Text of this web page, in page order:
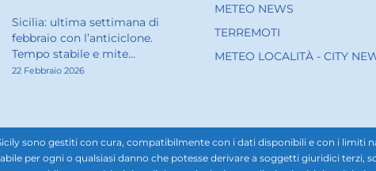
Sicilia: ultima settimana di
febbraio con l’anticiclone.
Tempo stabile e mite...
22 Febbraio 2026
METEO NEWS
TERREMOTI
METEO LOCALITÀ - CITY
sono gestiti con cura, compatibilmente con i dati disponibili e con i limiti
per ogni o qualsiasi danno che potesse derivare a soggetti giuridici terzi,